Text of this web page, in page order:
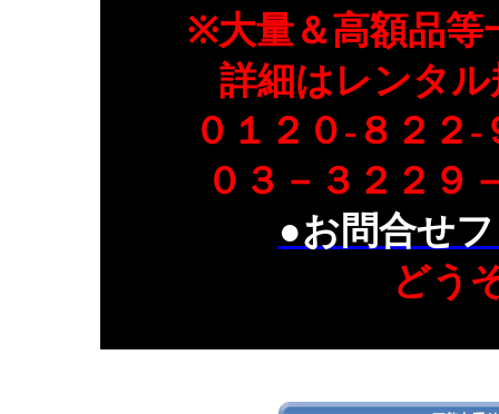
※大量＆高額品等
詳細はレンタ
０１２０-８２２
０３－３２２９
●お問合せ
どう